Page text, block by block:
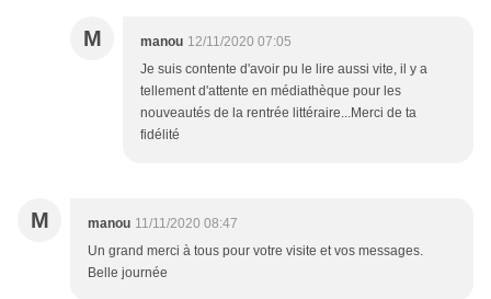
M manou 12/11/2020 07:05
Je suis contente d'avoir pu le lire aussi vite, il y a
tellement d'attente en médiathèque pour les
nouveautés de la rentrée littéraire...Merci de ta
fidélité
M manou 11/11/2020 08:47
Un grand merci à tous pour votre visite et vos messages.
Belle journée